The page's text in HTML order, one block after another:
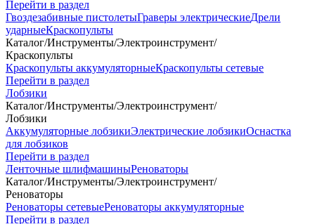
Перейти в раздел
Гвоздезабивные пистолетыГраверы электрическиеДрели
ударныеКраскопульты
Каталог/Инструменты/Электроинструмент/
Краскопульты
Краскопульты аккумуляторныеКраскопульты сетевые
Перейти в раздел
Лобзики
Каталог/Инструменты/Электроинструмент/
Лобзики
Аккумуляторные лобзикиЭлектрические лобзикиОснастка
для лобзиков
Перейти в раздел
Ленточные шлифмашиныРеноваторы
Каталог/Инструменты/Электроинструмент/
Реноваторы
Реноваторы сетевыеРеноваторы аккумуляторные
Перейти в раздел